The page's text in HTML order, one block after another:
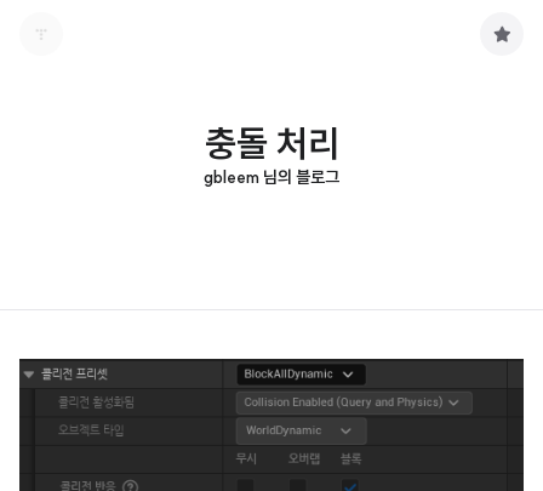
충돌 처리
gbleem 님의 블로그
구